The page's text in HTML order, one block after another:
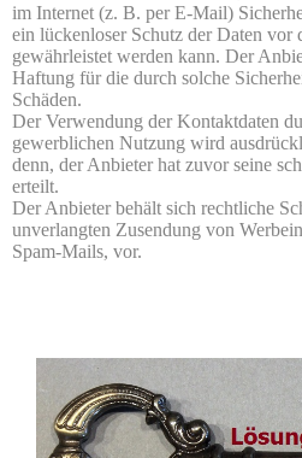
im Internet (z. B. per E-Mail)
ein lückenloser Schutz der Daten
gewährleistet werden kann. Der
Haftung für die durch solche
Schäden.
Der Verwendung der Kontaktdaten
gewerblichen Nutzung wird
denn, der Anbieter hat zuvor seine
erteilt.
Der Anbieter behält sich rechtliche
unverlangten Zusendung von
Spam-Mails, vor.